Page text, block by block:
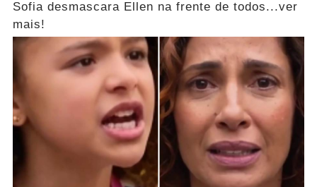
Sofia desmascara Ellen na frente de todos...ver
mais!